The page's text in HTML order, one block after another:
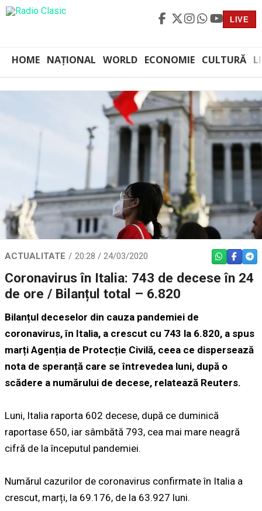
LIVE
HOME NAȚIONAL WORLD ECONOMIE CULTURĂ
ACTUALITATE 20:28 / 24/03/2020 WHATSAPP
Coronavirus în Italia: 743 de decese în 24
de ore / Bilanțul total – 6.820
Bilanțul deceselor din cauza pandemiei de
coronavirus, în Italia, a crescut cu 743 la 6.820, a spus
marți Agenția de Protecție Civilă, ceea ce dispersează
nota de speranță care se întrevedea luni, după o
scădere a numărului de decese, relatează Reuters.
Luni, Italia raporta 602 decese, după ce duminică
raportase 650, iar sâmbătă 793, cea mai mare neagră
cifră de la începutul pandemiei.
Numărul cazurilor de coronavirus confirmate în Italia a
crescut, marți, la 69.176, de la 63.927 luni.